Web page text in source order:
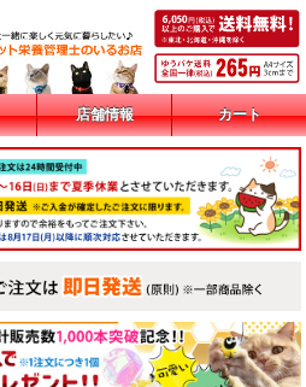
店舗情報 カート